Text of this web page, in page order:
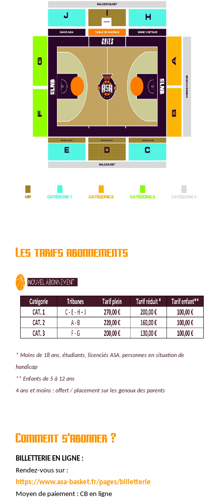
Les tarifs abonnements
* Moins de 18 ans, étudiants, licenciés ASA, personnes en situation de
handicap
** Enfants de 5 à 12 ans
4 ans et moins : offert / placement sur les genoux des parents
Comment s’abonner ?
BILLETTERIE EN LIGNE :
Rendez-vous sur :
https://www.asa-basket.fr/pages/billetterie
Moyen de paiement : CB en ligne